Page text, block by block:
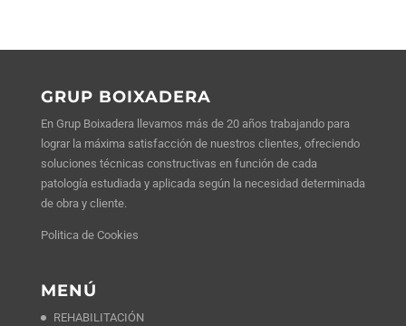
GRUP BOIXADERA
En Grup Boixadera llevamos más de 20 años trabajando para
lograr la máxima satisfacción de nuestros clientes, ofreciendo
soluciones técnicas constructivas en función de cada
patología estudiada y aplicada según la necesidad determinada
de obra y cliente.
Politica de Cookies
MENÚ
REHABILITACIÓN